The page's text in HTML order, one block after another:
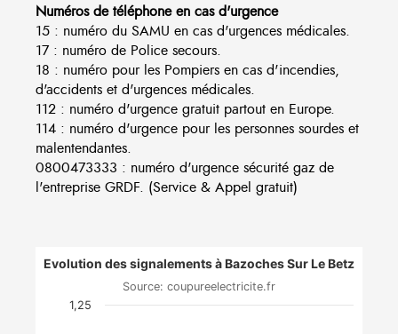
Numéros de téléphone en cas d'urgence
15 : numéro du SAMU en cas d'urgences médicales.
17 : numéro de Police secours.
18 : numéro pour les Pompiers en cas d'incendies,
d'accidents et d'urgences médicales.
112 : numéro d'urgence gratuit partout en Europe.
114 : numéro d'urgence pour les personnes sourdes et
malentendantes.
0800473333 : numéro d'urgence sécurité gaz de
l'entreprise GRDF. (Service & Appel gratuit)
Evolution des signalements à Bazoches Sur Le Betz
Source: coupureelectricite.fr
1,25